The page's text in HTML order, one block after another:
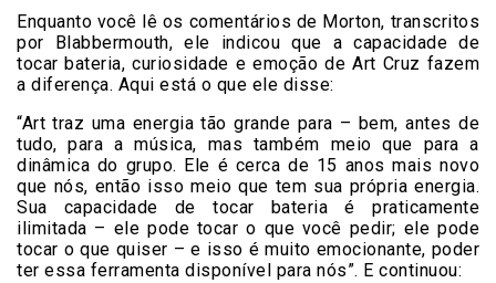
Enquanto você lê os comentários de Morton, transcritos
por Blabbermouth, ele indicou que a capacidade de
tocar bateria, curiosidade e emoção de Art Cruz fazem
a diferença. Aqui está o que ele disse:
“Art traz uma energia tão grande para – bem, antes de
tudo, para a música, mas também meio que para a
dinâmica do grupo. Ele é cerca de 15 anos mais novo
que nós, então isso meio que tem sua própria energia.
Sua capacidade de tocar bateria é praticamente
ilimitada – ele pode tocar o que você pedir; ele pode
tocar o que quiser – e isso é muito emocionante, poder
ter essa ferramenta disponível para nós”. E continuou: